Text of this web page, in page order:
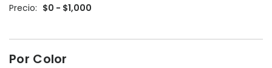
Precio: $0 - $1,000
Por Color